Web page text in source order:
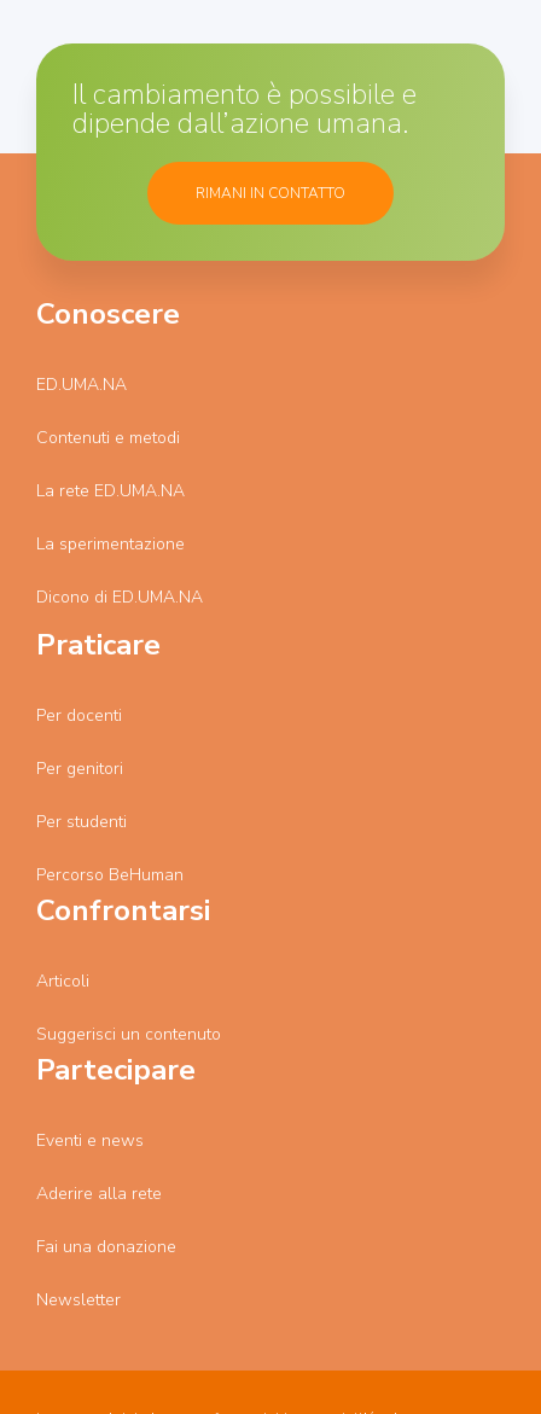
Il cambiamento è possibile e
dipende dall’azione umana.
RIMANI IN CONTATTO
Conoscere
ED.UMA.NA
Contenuti e metodi
La rete ED.UMA.NA
La sperimentazione
Dicono di ED.UMA.NA
Praticare
Per docenti
Per genitori
Per studenti
Percorso BeHuman
Confrontarsi
Articoli
Suggerisci un contenuto
Partecipare
Eventi e news
Aderire alla rete
Fai una donazione
Newsletter